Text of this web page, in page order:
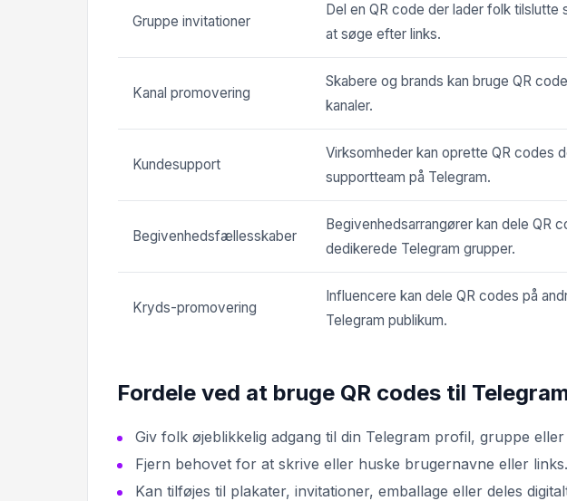
Gruppe invitationer
Del en QR code der lader folk tilslutte
at søge efter links.
Kanal promovering
Skabere og brands kan bruge QR
kanaler.
Kundesupport
Virksomheder kan oprette QR codes
supportteam på Telegram.
Begivenhedsfællesskaber
Begivenhedsarrangører kan dele QR
dedikerede Telegram grupper.
Kryds-promovering
Influencere kan dele QR codes på
Telegram publikum.
Fordele ved at bruge QR codes til
Giv folk øjeblikkelig adgang til din Telegram profil, gruppe eller
Fjern behovet for at skrive eller huske brugernavne eller links.
Kan tilføjes til plakater, invitationer, emballage eller deles